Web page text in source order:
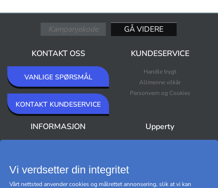
KONTAKT OSS
VANLIGE SPØRSMÅL
KONTAKT KUNDESERVICE
KUNDESERVICE
Handle trygt
Allmenne vilkår
Personvern og Cookies
INFORMASJON Upperty
Vi verdsetter din integritet
Vårt nettsted anvender cookies og målrettet annonsering, slik at vi kan